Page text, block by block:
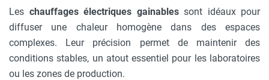
Les chauffages électriques gainablessont idéaux pour
diffuser une chaleur homogène dans des espaces
complexes. Leur précision permet de maintenir des
conditions stables, un atout essentiel pour les laboratoires
ou les zones de production.